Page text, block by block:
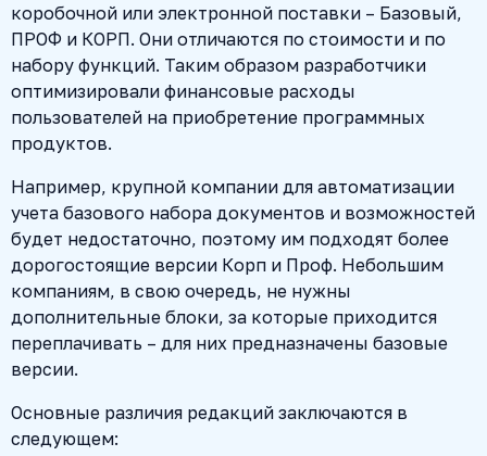
коробочной или электронной поставки – Базовый,
ПРОФ и КОРП. Они отличаются по стоимости и по
набору функций. Таким образом разработчики
оптимизировали финансовые расходы
пользователей на приобретение программных
продуктов.
Например, крупной компании для автоматизации
учета базового набора документов и возможностей
будет недостаточно, поэтому им подходят более
дорогостоящие версии Корп и Проф. Небольшим
компаниям, в свою очередь, не нужны
дополнительные блоки, за которые приходится
переплачивать – для них предназначены базовые
версии.
Основные различия редакций заключаются в
следующем: